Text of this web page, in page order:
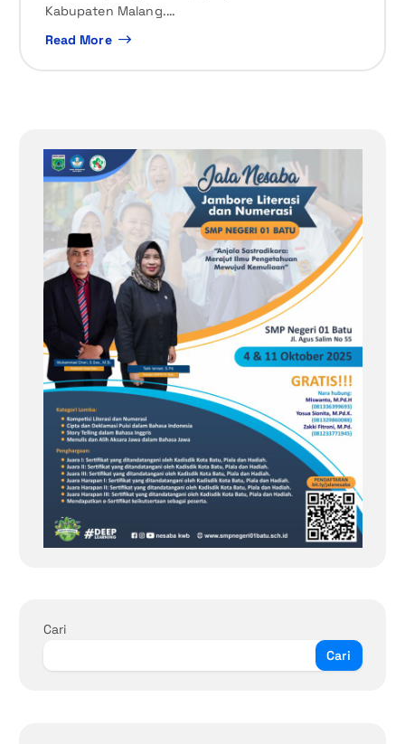
Kabupaten Malang.…
Read More
Cari
Cari